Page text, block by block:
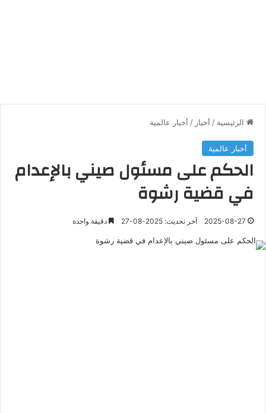
الرئيسية / أخبار / أخبار عالمية
أخبار عالمية
الحكم على مسئول صيني بالإعدام
في قضية رشوة
2025-08-27 آخر تحديث: 2025-08-27 دقيقة واحدة